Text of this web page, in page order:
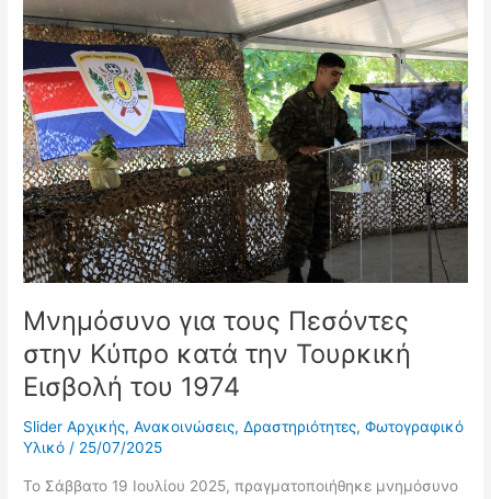
Μνημόσυνο για τους Πεσόντες
στην Κύπρο κατά την Τουρκική
Εισβολή του 1974
Slider Αρχικής,Ανακοινώσεις,Δραστηριότητες,Φωτογραφικό
Υλικό / 25/07/2025
Το Σάββατο 19 Ιουλίου 2025, πραγματοποιήθηκε μνημόσυνο
για
τους
Πεσόντες
στην
Κύπρο
κατά
την
Τουρκική
Εισβολή
του
1974